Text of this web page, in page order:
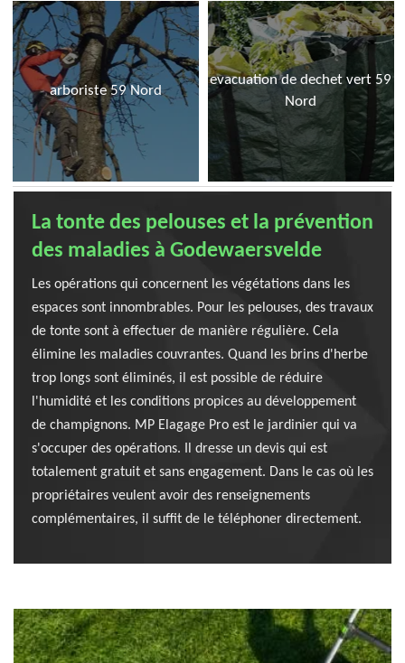
arboriste 59 Nord
evacuation de dechet vert 59
Nord
La tonte des pelouses et la prévention
des maladies à Godewaersvelde
Les opérations qui concernent les végétations dans les
espaces sont innombrables. Pour les pelouses, des travaux
de tonte sont à effectuer de manière régulière. Cela
élimine les maladies couvrantes. Quand les brins d'herbe
trop longs sont éliminés, il est possible de réduire
l'humidité et les conditions propices au développement
de champignons. MP Elagage Pro est le jardinier qui va
s'occuper des opérations. Il dresse un devis qui est
totalement gratuit et sans engagement. Dans le cas où les
propriétaires veulent avoir des renseignements
complémentaires, il suffit de le téléphoner directement.